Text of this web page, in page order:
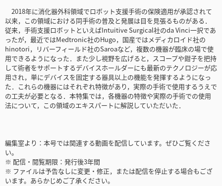
2018年に消化器外科領域でロボット支援手術の保険適用が承認されて
以来，この領域における同手術の普及と発展は目を見張るものがある．
従来，手術支援ロボットといえばIntuitive Surgical社のda Vinci一択であ
ったが，最近ではMedtronic社のHugo，国産ではメディカロイド社の
hinotori，リバーフィールド社のSaroaなど，複数の機器が臨床の場で使
用できるようになった．また少し視野を広げると，スコープや鉗子を把持
して術者をサポートするデバイスホールダーにも最新のテクノロジーが応
用され，単にデバイスを固定する器具以上の機能を発揮するようになっ
た．これらの機器にはそれぞれ特徴があり，実際の手術で使用するうえで
の工夫が必要となる．本特集では，各機器の特徴や実際の手術での使用
法について，この領域のエキスパートに解説していただいた．
編集室より：本号では関連する動画を配信しています。ぜひご覧くださ
い。
※ 配信・閲覧期限：発行後3年間
※ ファイルは予告なしに変更・修正，または配信を停止する場合もござ
います。あらかじめご了承ください。